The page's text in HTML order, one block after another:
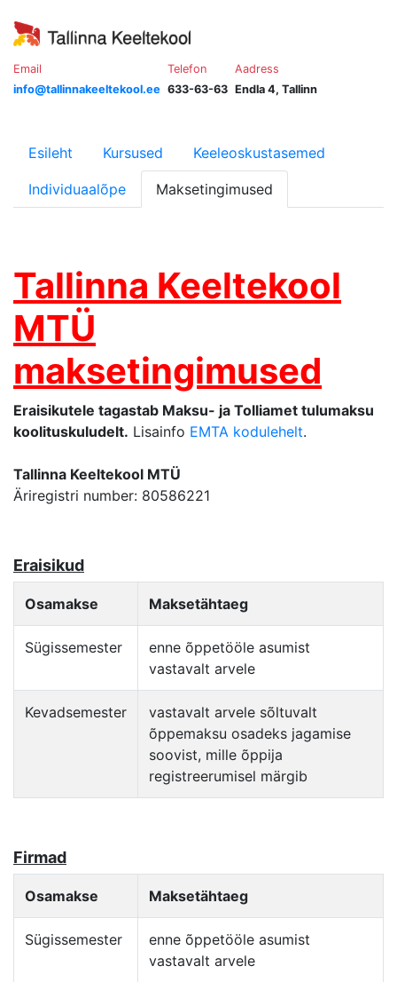
Email
info@tallinnakeeltekool.ee
Telefon
633-63-63
Aadress
Endla 4, Tallinn
Esileht Kursused Keeleoskustasemed
Individuaalõpe Maksetingimused
Tallinna Keeltekool
MTÜ
maksetingimused
Eraisikutele tagastab Maksu- ja Tolliamet tulumaksu
koolituskuludelt. Lisainfo EMTA kodulehelt.
Tallinna Keeltekool MTÜ
Äriregistri number: 80586221
Eraisikud
Osamakse Maksetähtaeg
Sügissemester
enne õppetööle asumist
vastavalt arvele
Kevadsemester
vastavalt arvele sõltuvalt
õppemaksu osadeks jagamise
soovist, mille õppija
registreerumisel märgib
Firmad
Osamakse Maksetähtaeg
Sügissemester
enne õppetööle asumist
vastavalt arvele